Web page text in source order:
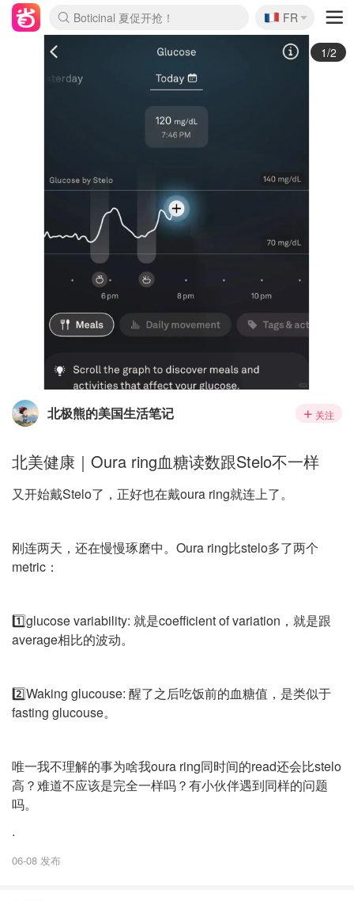
4折！lulu周四疯狂上新
🇫🇷
FR
2/2
北极熊的美国生活笔记 关注
北美健康｜Oura ring血糖读数跟Stelo不一样
又开始戴Stelo了，正好也在戴oura ring就连上了。
刚连两天，还在慢慢琢磨中。Oura ring比stelo多了两个
metric：
1️⃣glucose variability: 就是coefficient of variation，就是跟
average相比的波动。
2️⃣Waking glucouse: 醒了之后吃饭前的血糖值，是类似于
fasting glucouse。
唯一我不理解的事为啥我oura ring同时间的read还会比stelo
高？难道不应该是完全一样吗？有小伙伴遇到同样的问题
吗。
.
06-08 发布